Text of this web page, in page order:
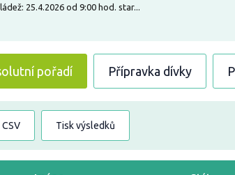
25.4.2026 od 9:00 hod. star...
pořadí Přípravka dívky
Tisk výsledků